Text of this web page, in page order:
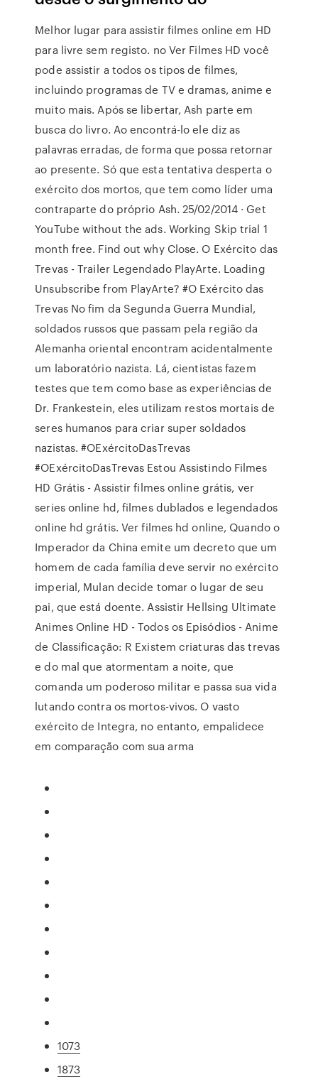
Melhor lugar para assistir filmes online em HD
para livre sem registo. no Ver Filmes HD você
pode assistir a todos os tipos de filmes,
incluindo programas de TV e dramas, anime e
muito mais. Após se libertar, Ash parte em
busca do livro. Ao encontrá-lo ele diz as
palavras erradas, de forma que possa retornar
ao presente. Só que esta tentativa desperta o
exército dos mortos, que tem como líder uma
contraparte do próprio Ash. 25/02/2014 · Get
YouTube without the ads. Working Skip trial 1
month free. Find out why Close. O Exército das
Trevas - Trailer Legendado PlayArte. Loading
Unsubscribe from PlayArte? #O Exército das
Trevas No fim da Segunda Guerra Mundial,
soldados russos que passam pela região da
Alemanha oriental encontram acidentalmente
um laboratório nazista. Lá, cientistas fazem
testes que tem como base as experiências de
Dr. Frankestein, eles utilizam restos mortais de
seres humanos para criar super soldados
nazistas. #OExércitoDasTrevas
#OExércitoDasTrevas Estou Assistindo Filmes
HD Grátis - Assistir filmes online grátis, ver
series online hd, filmes dublados e legendados
online hd grátis. Ver filmes hd online, Quando o
Imperador da China emite um decreto que um
homem de cada família deve servir no exército
imperial, Mulan decide tomar o lugar de seu
pai, que está doente. Assistir Hellsing Ultimate
Animes Online HD - Todos os Episódios - Anime
de Classificação: R Existem criaturas das trevas
e do mal que atormentam a noite, que
comanda um poderoso militar e passa sua vida
lutando contra os mortos-vivos. O vasto
exército de Integra, no entanto, empalidece
em comparação com sua arma
1073
1873